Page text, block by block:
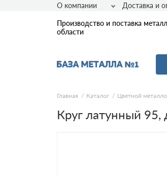
Производство и поставка
области
Перейти в каталог
Арматура
О компании Доставка и
Главная Каталог Цветной
Круг латунный